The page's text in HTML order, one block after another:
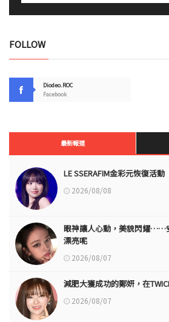
FOLLOW
Diodeo.ROC
Facebook
最新報道
LE SSERAFIM金彩元恢復活
2026/08/08
眼神讓人心動，美貌閃耀……
漂亮呢
2026/08/07
減肥大獲成功的鄭妍，在
2026/08/07